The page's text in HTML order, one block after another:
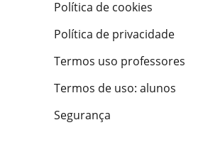
Política de cookies
Política de privacidade
Termos uso professores
Termos de uso: alunos
Segurança